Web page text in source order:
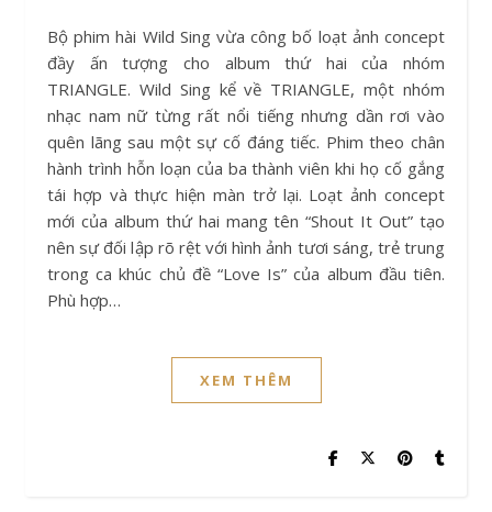
Bộ phim hài Wild Sing vừa công bố loạt ảnh concept
đầy ấn tượng cho album thứ hai của nhóm
TRIANGLE. Wild Sing kể về TRIANGLE, một nhóm
nhạc nam nữ từng rất nổi tiếng nhưng dần rơi vào
quên lãng sau một sự cố đáng tiếc. Phim theo chân
hành trình hỗn loạn của ba thành viên khi họ cố gắng
tái hợp và thực hiện màn trở lại. Loạt ảnh concept
mới của album thứ hai mang tên “Shout It Out” tạo
nên sự đối lập rõ rệt với hình ảnh tươi sáng, trẻ trung
trong ca khúc chủ đề “Love Is” của album đầu tiên.
Phù hợp…
XEM THÊM